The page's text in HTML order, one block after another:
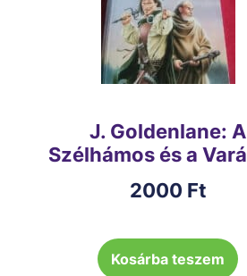
J. Goldenlane: A
Szélhámos és a
2000 Ft
Kosárba teszem